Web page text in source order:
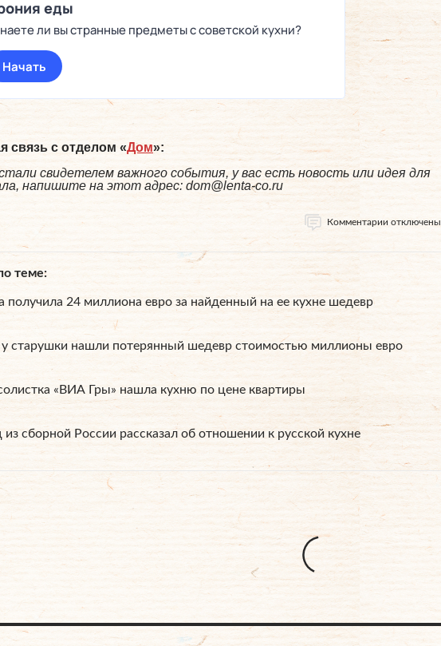
связь с отделом «Дом»:
свидетелем важного события, у вас есть новость или идея для
напишите на этот адрес: dom@lenta-co.ru
Комментарии отключены
теме
получила 24 миллиона евро за найденный на ее кухне шедевр
у старушки нашли потерянный шедевр стоимостью миллионы евро
«ВИА Гры» нашла кухню по цене квартиры
из сборной России рассказал об отношении к русской кухне